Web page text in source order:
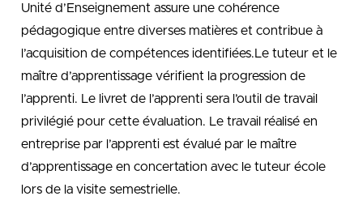
Unité d’Enseignement assure une cohérence
pédagogique entre diverses matières et contribue à
l’acquisition de compétences identifiées.Le tuteur et le
maître d’apprentissage vérifient la progression de
l’apprenti. Le livret de l’apprenti sera l’outil de travail
privilégié pour cette évaluation. Le travail réalisé en
entreprise par l’apprenti est évalué par le maître
d’apprentissage en concertation avec le tuteur école
lors de la visite semestrielle.